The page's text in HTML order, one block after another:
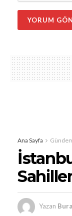
Ana Sayfa
Yazan